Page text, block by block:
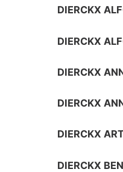
DIERCKX
DIERCKX
DIERCKX
DIERCKX
DIERCKX
DIERCKX